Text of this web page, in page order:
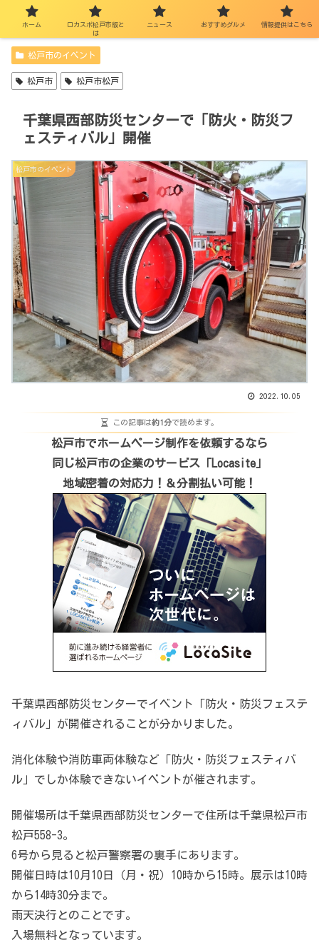
松戸市のイベント
松戸市 松戸市松戸
千葉県西部防災センターで「防火・防災フ
ェスティバル」開催
松戸市のイベント
2022.10.05
この記事は約1分で読めます。
松戸市でホームページ制作を依頼するなら
同じ松戸市の企業のサービス「Locasite」
地域密着の対応力！＆分割払い可能！
千葉県西部防災センターでイベント「防火・防災フェステ
ィバル」が開催されることが分かりました。
消化体験や消防車両体験など「防火・防災フェスティバ
ル」でしか体験できないイベントが催されます。
開催場所は千葉県西部防災センターで住所は千葉県松戸市
松戸558-3。
6号から見ると松戸警察署の裏手にあります。
開催日時は10月10日（月・祝）10時から15時。展示は10時
から14時30分まで。
雨天決行とのことです。
入場無料となっています。
ホーム
ロカスポ松戸市版と
は
ニュース おすすめグルメ 情報提供はこちら